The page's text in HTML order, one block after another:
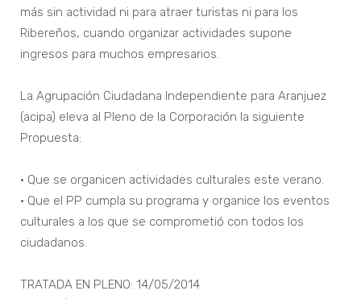
más sin actividad ni para atraer turistas ni para los
Ribereños, cuando organizar actividades supone
ingresos para muchos empresarios.
La Agrupación Ciudadana Independiente para Aranjuez
(acipa) eleva al Pleno de la Corporación la siguiente
Propuesta:
• Que se organicen actividades culturales este verano.
• Que el PP cumpla su programa y organice los eventos
culturales a los que se comprometió con todos los
ciudadanos.
TRATADA EN PLENO: 14/05/2014